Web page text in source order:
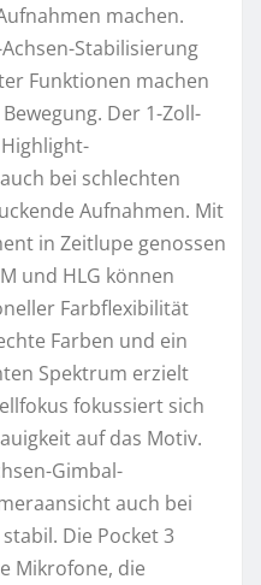
machen.
Stabilisierung
Funktionen machen
Der 1-Zoll-
bei schlechten
Aufnahmen. Mit
in Zeitlupe genossen
und HLG können
Farbflexibilität
Farben und ein
Spektrum erzielt
fokussiert sich
auf das Motiv.
Gimbal-
auch bei
Die Pocket 3
Mikrofone, die